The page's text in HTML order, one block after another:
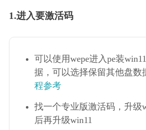
1.进入要激活码
可以使用wepe进入pe装
据，可以选择保留其他盘数
程参考
找一个专业版激活码，升级
后再升级win11